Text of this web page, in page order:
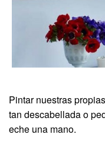
Pintar nuestras
tan descabellada o
eche una mano.